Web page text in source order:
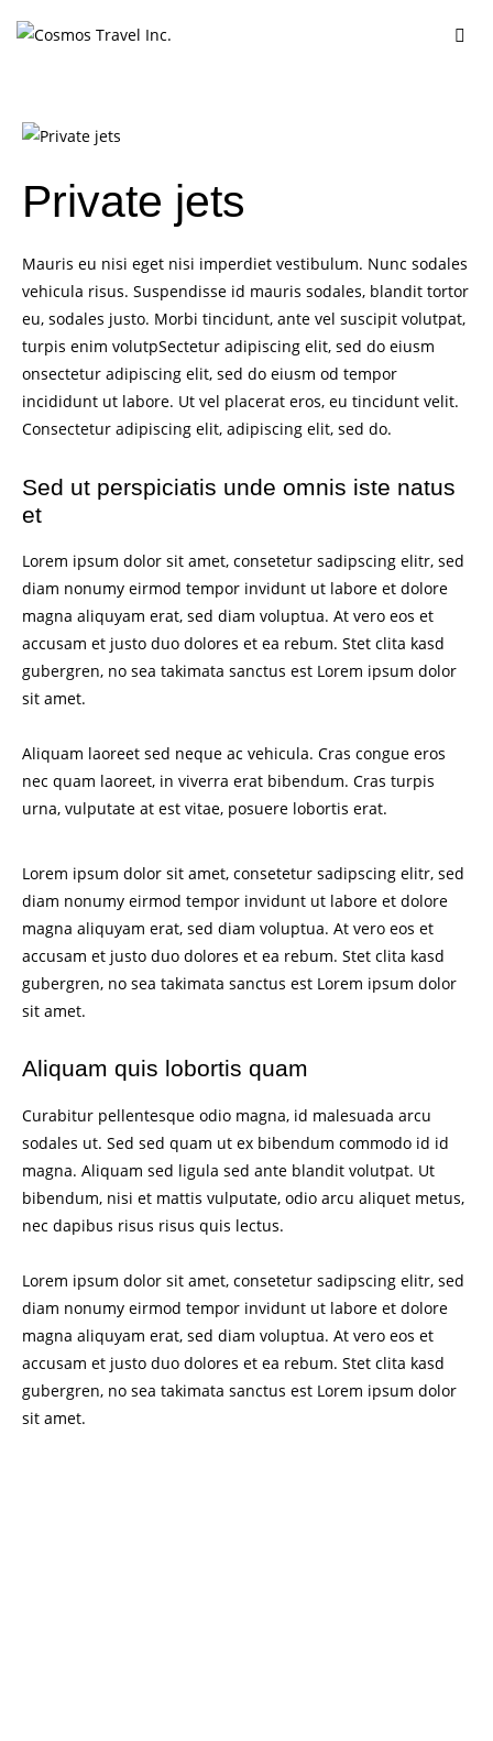
Private jets
Mauris eu nisi eget nisi imperdiet vestibulum. Nunc sodales
vehicula risus. Suspendisse id mauris sodales, blandit tortor
eu, sodales justo. Morbi tincidunt, ante vel suscipit volutpat,
turpis enim volutpSectetur adipiscing elit, sed do eiusm
onsectetur adipiscing elit, sed do eiusm od tempor
incididunt ut labore. Ut vel placerat eros, eu tincidunt velit.
Consectetur adipiscing elit, adipiscing elit, sed do.
Sed ut perspiciatis unde omnis iste natus
et
Lorem ipsum dolor sit amet, consetetur sadipscing elitr, sed
diam nonumy eirmod tempor invidunt ut labore et dolore
magna aliquyam erat, sed diam voluptua. At vero eos et
accusam et justo duo dolores et ea rebum. Stet clita kasd
gubergren, no sea takimata sanctus est Lorem ipsum dolor
sit amet.
Aliquam laoreet sed neque ac vehicula. Cras congue eros
nec quam laoreet, in viverra erat bibendum. Cras turpis
urna, vulputate at est vitae, posuere lobortis erat.
Lorem ipsum dolor sit amet, consetetur sadipscing elitr, sed
diam nonumy eirmod tempor invidunt ut labore et dolore
magna aliquyam erat, sed diam voluptua. At vero eos et
accusam et justo duo dolores et ea rebum. Stet clita kasd
gubergren, no sea takimata sanctus est Lorem ipsum dolor
sit amet.
Aliquam quis lobortis quam
Curabitur pellentesque odio magna, id malesuada arcu
sodales ut. Sed sed quam ut ex bibendum commodo id id
magna. Aliquam sed ligula sed ante blandit volutpat. Ut
bibendum, nisi et mattis vulputate, odio arcu aliquet metus,
nec dapibus risus risus quis lectus.
Lorem ipsum dolor sit amet, consetetur sadipscing elitr, sed
diam nonumy eirmod tempor invidunt ut labore et dolore
magna aliquyam erat, sed diam voluptua. At vero eos et
accusam et justo duo dolores et ea rebum. Stet clita kasd
gubergren, no sea takimata sanctus est Lorem ipsum dolor
sit amet.